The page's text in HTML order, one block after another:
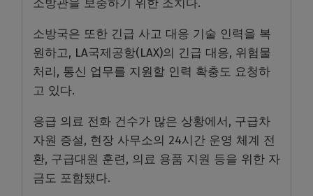
소방관을 보충하기 위한 조치다.
소방국은 또한 긴급 사고 대응 기술 인력을 복
원하고, LA국제공항(LAX)의 긴급 대응, 위험물
처리, 통신 업무를 지원할 인력 확충도 요청하
고 있다.
응급 의료 전화 건수가 많은 상황에서, 구급차
자원 증설, 현장 사무소의 24시간 운영 체계 전
환, 구급대원 훈련, 의료 용품 지원 등을 위한 자
금도 포함됐다.